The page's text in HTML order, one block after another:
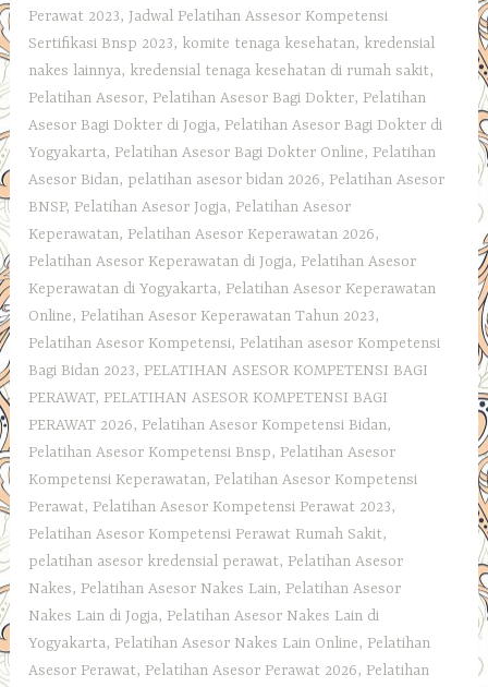
Perawat 2023, Jadwal Pelatihan Assesor Kompetensi
Sertifikasi Bnsp 2023, komite tenaga kesehatan, kredensial
nakes lainnya, kredensial tenaga kesehatan di rumah sakit,
Pelatihan Asesor, Pelatihan Asesor Bagi Dokter, Pelatihan
Asesor Bagi Dokter di Jogja, Pelatihan Asesor Bagi Dokter di
Yogyakarta, Pelatihan Asesor Bagi Dokter Online, Pelatihan
Asesor Bidan, pelatihan asesor bidan 2026, Pelatihan Asesor
BNSP, Pelatihan Asesor Jogja, Pelatihan Asesor
Keperawatan, Pelatihan Asesor Keperawatan 2026,
Pelatihan Asesor Keperawatan di Jogja, Pelatihan Asesor
Keperawatan di Yogyakarta, Pelatihan Asesor Keperawatan
Online, Pelatihan Asesor Keperawatan Tahun 2023,
Pelatihan Asesor Kompetensi, Pelatihan asesor Kompetensi
Bagi Bidan 2023, PELATIHAN ASESOR KOMPETENSI BAGI
PERAWAT, PELATIHAN ASESOR KOMPETENSI BAGI
PERAWAT 2026, Pelatihan Asesor Kompetensi Bidan,
Pelatihan Asesor Kompetensi Bnsp, Pelatihan Asesor
Kompetensi Keperawatan, Pelatihan Asesor Kompetensi
Perawat, Pelatihan Asesor Kompetensi Perawat 2023,
Pelatihan Asesor Kompetensi Perawat Rumah Sakit,
pelatihan asesor kredensial perawat, Pelatihan Asesor
Nakes, Pelatihan Asesor Nakes Lain, Pelatihan Asesor
Nakes Lain di Jogja, Pelatihan Asesor Nakes Lain di
Yogyakarta, Pelatihan Asesor Nakes Lain Online, Pelatihan
Asesor Perawat, Pelatihan Asesor Perawat 2026, Pelatihan